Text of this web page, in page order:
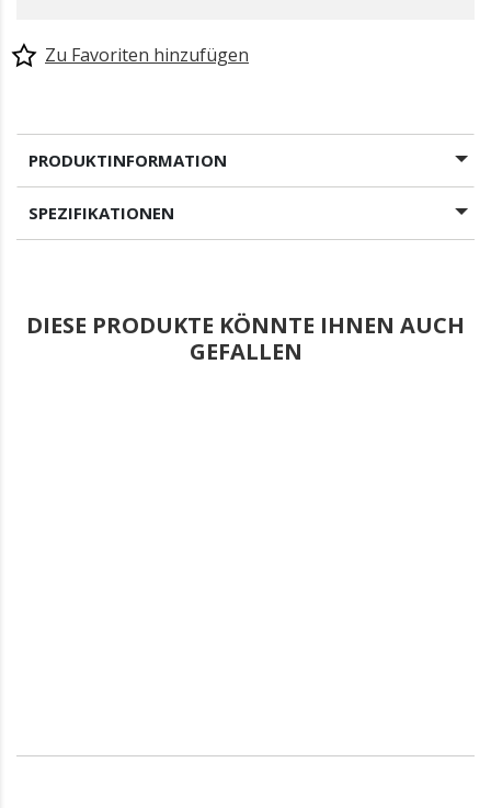
Zu Favoriten hinzufügen
PRODUKTINFORMATION
SPEZIFIKATIONEN
DIESE PRODUKTE KÖNNTE IHNEN AUCH
GEFALLEN